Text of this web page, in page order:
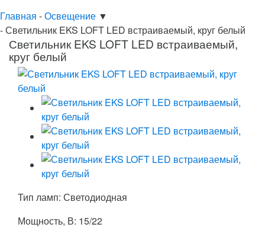
Главная -Освещение ▼
-Светильник EKS LOFT LED встраиваемый, круг белый
Светильник EKS LOFT LED встраиваемый,
круг белый
Тип ламп: Светодиодная
Мощность, В: 15/22